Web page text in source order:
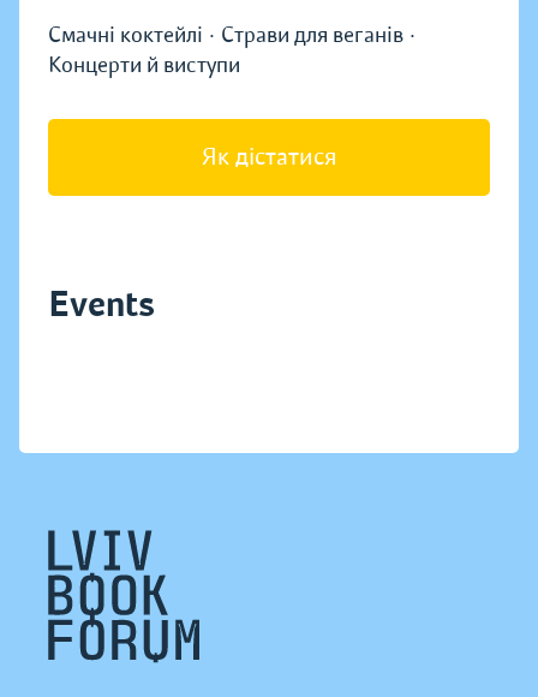
Смачні коктейлі · Страви для веганів ·
Концерти й виступи
Як дістатися
Events